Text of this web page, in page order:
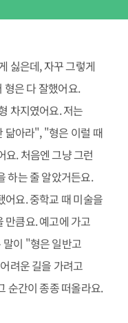
싫은데, 자꾸 그렇게
형은 다 잘했어요.
차지였어요. 저는
닮아라", "형은 이럴 때
. 처음엔 그냥 그런
하는 줄 알았거든요.
어요. 중학교 때 미술을
만큼요. 예고에 가고
말이 "형은 일반고
려운 길을 가려고
순간이 종종 떠올라요.